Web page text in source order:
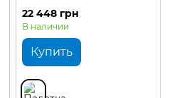
22 448 грн
В наличии
Купить